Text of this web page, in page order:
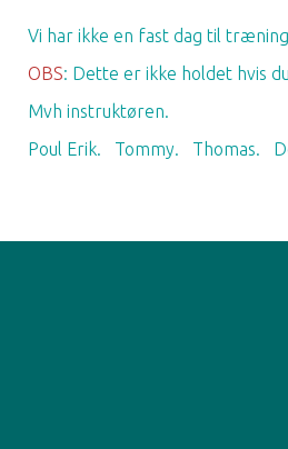
Vi har ikke en fast dag til
OBS: Dette er ikke holdet hvis
Mvh instruktøren.
Poul Erik. Tommy. Thomas.